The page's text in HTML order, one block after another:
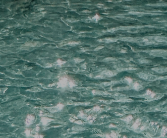
•Resultados
•Más
•Los lípidos
el cabello y
y consiguiendo
La Loción
•Resultados de
•Brillo superior
•Su alto
•Los